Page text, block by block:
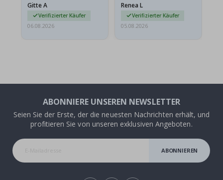
Gitte A
Verifizierter Käufer
06.08.2026
beschädigt…
Renea L
Verifizierter Käufer
05.08.2026
ABONNIERE UNSEREN NEWSLETTER
Seien Sie der Erste, der die neuesten Nachrichten erhält, und
profitieren Sie von unseren exklusiven Angeboten.
ABONNIEREN